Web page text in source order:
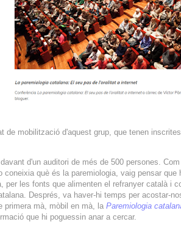
de mobilització d'aquest grup, que tenen
davant d'un auditori de més de 500 persones.
coneixia què és la paremiologia, vaig pensar
per les fonts que alimenten el refranyer català i
Després, va haver-hi temps per acostar-
primera mà, mòbil en mà, la Paremiologia
que hi poguessin anar a cercar.